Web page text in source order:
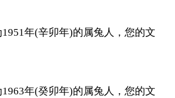
年(辛卯年)的属兔人，您的文
年(癸卯年)的属兔人，您的文